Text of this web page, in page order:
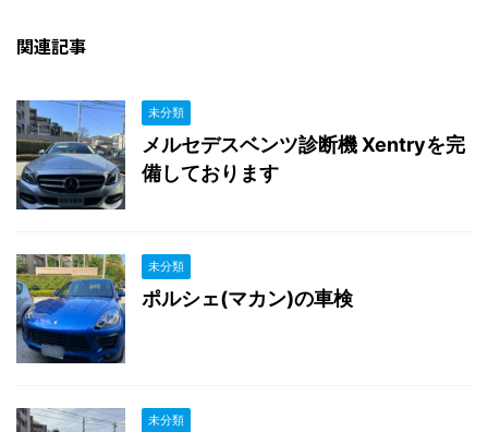
関連記事
未分類
メルセデスベンツ診断機 Xentryを完
備しております
未分類
ポルシェ(マカン)の車検
未分類